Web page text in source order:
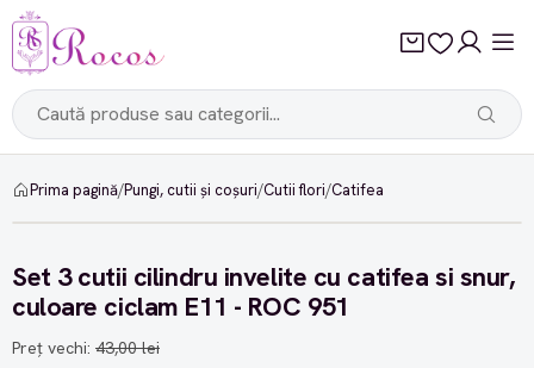
Prima pagină/Pungi, cutii și coșuri/Cutii flori/Catifea
-2%
Set 3 cutii cilindru invelite cu catifea si snur,
culoare ciclam E11 - ROC 951
Preț vechi: 43,00 lei